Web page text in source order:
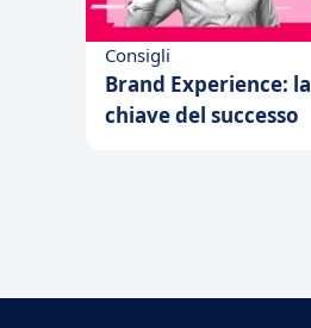
Consigli
Brand Experience: la
chiave del successo